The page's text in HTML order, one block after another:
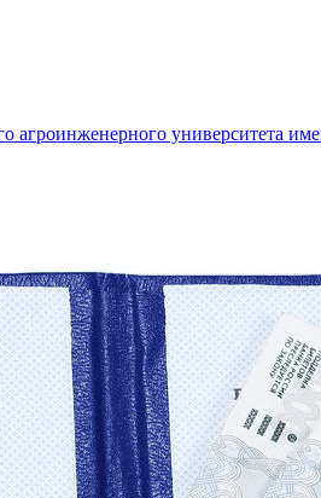
агроинженерного университета